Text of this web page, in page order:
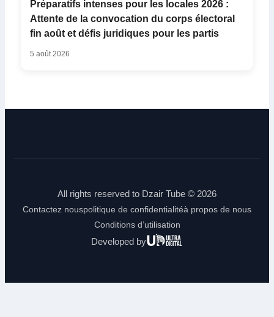
Préparatifs intenses pour les locales 2026 :
Attente de la convocation du corps électoral
fin août et défis juridiques pour les partis
5 août 2026
All rights reserved to Dzair Tube © 2026
Contactez nouspolitique de confidentialitéà propos de nous
Conditions d’utilisation
Developed byUltra